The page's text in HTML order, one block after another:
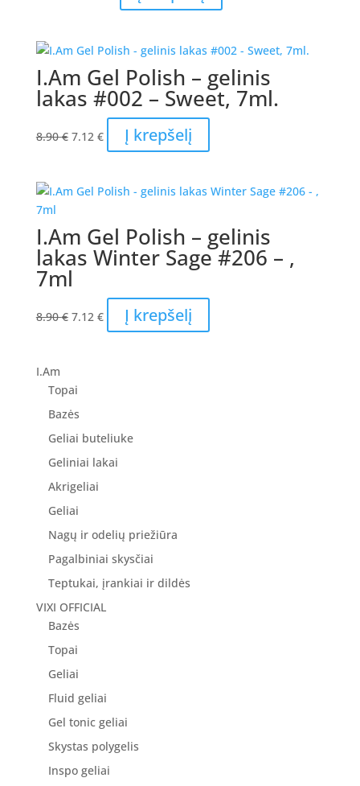
43.00 €.
price
34.40 €.
I.Am Gel Polish – gelinis
lakas #002 – Sweet, 7ml.
8.90€ Original
8.90 €.
7.12 €Current
price
7.12 €.
Į krepšelį
I.Am Gel Polish – gelinis
lakas Winter Sage #206 – ,
7ml
8.90€ Original
7.12 €Current
price
Į krepšelį
I.Am
Topai
Bazės
Geliai buteliuke
Geliniai lakai
Akrigeliai
Geliai
Nagų ir odelių priežiūra
Pagalbiniai skysčiai
Teptukai, įrankiai ir dildės
VIXI OFFICIAL
Bazės
Topai
Geliai
Fluid geliai
Gel tonic geliai
Skystas polygelis
Inspo geliai